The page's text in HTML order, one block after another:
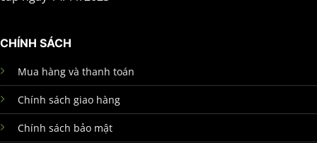
CHÍNH SÁCH
Mua hàng và thanh toán
Chính sách giao hàng
Chính sách bảo mật